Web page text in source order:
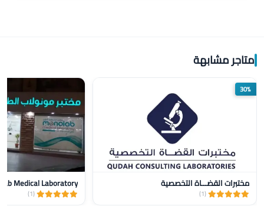
متاجر مشابهة
30%
مختبرات القضـــاة التخصصية
(1)
Medical Laboratory
(1)